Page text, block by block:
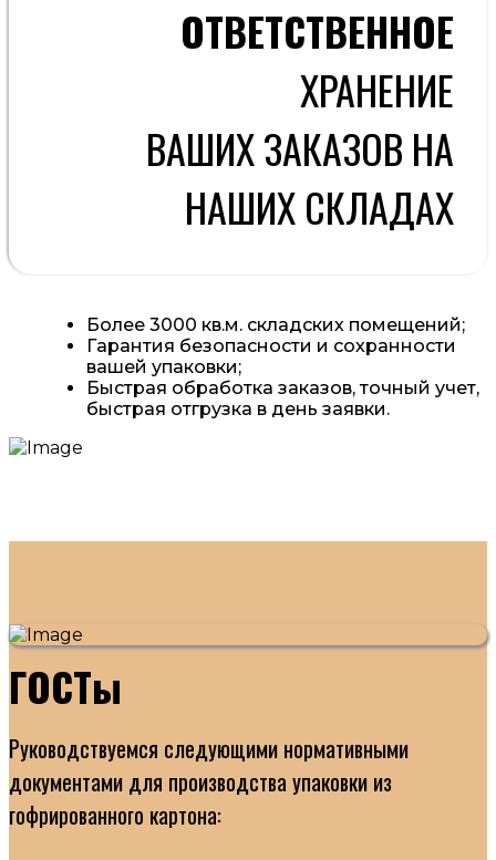
ОТВЕТСТВЕННОЕ
ХРАНЕНИЕ
ВАШИХ ЗАКАЗОВ НА
НАШИХ СКЛАДАХ
Более 3000 кв.м. складских помещений;
Гарантия безопасности и сохранности
вашей упаковки;
Быстрая обработка заказов, точный учет,
быстрая отгрузка в день заявки.
ГОСТы
Руководствуемся следующими нормативными
документами для производства упаковки из
гофрированного картона: